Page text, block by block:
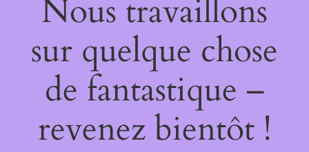
Nous travaillons
sur quelque chose
de fantastique –
revenez bientôt !